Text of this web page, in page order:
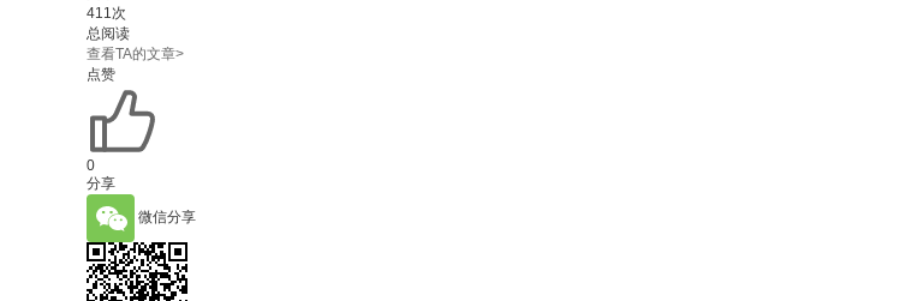
411次
总阅读
查看TA的文章>
点赞
0
分享
微信分享